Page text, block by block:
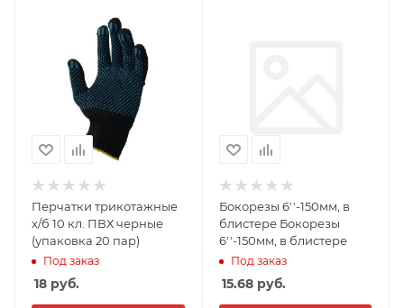
Перчатки трикотажные
х/б 10 кл. ПВХ черные
(упаковка 20 пар)
Под заказ
18 руб.
Бокорезы 6''-150мм, в
блистере Бокорезы
6''-150мм, в блистере
Под заказ
15.68руб.